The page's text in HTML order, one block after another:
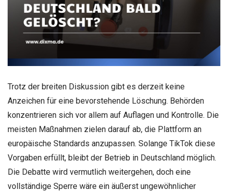
Trotz der breiten Diskussion gibt es derzeit keine
Anzeichen für eine bevorstehende Löschung. Behörden
konzentrieren sich vor allem auf Auflagen und Kontrolle. Die
meisten Maßnahmen zielen darauf ab, die Plattform an
europäische Standards anzupassen. Solange TikTok diese
Vorgaben erfüllt, bleibt der Betrieb in Deutschland möglich.
Die Debatte wird vermutlich weitergehen, doch eine
vollständige Sperre wäre ein äußerst ungewöhnlicher